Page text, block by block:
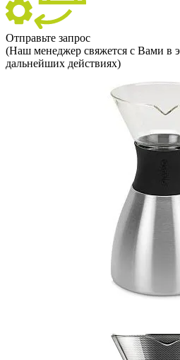
Отправьте запрос
(Наш менеджер свяжется с Вами в
дальнейших действиях)